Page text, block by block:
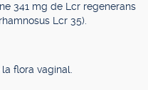
341 mg de Lcr regenerans
Lcr 35).
flora vaginal.